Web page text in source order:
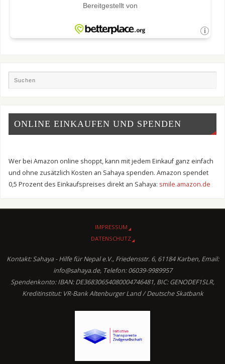
ONLINE EINKAUFEN UND SPENDEN
Wer bei Amazon online shoppt, kann mit jedem Einkauf ganz einfach
und ohne zusätzlich Kosten an Sahaya spenden. Amazon spendet
0,5 Prozent des Einkaufspreises direkt an Sahaya: smile.amazon.de
IMPRESSUM
DATENSCHUTZ
Kontakt: Sahaya - Hilfe für Nepal e.V., Friedensstr. 6, 61184 Karben, Email:
info@sahaya.de, Telefon: 06039-9989957
Spendenkonto: IBAN: DE36830654080004746481, BIC: GENODEF1SLR,
Kreditinstitut: VR-Bank Altenburger Land / Deutsche Skatbank